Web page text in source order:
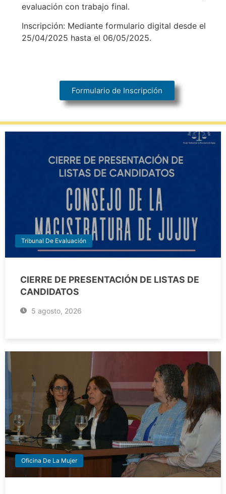
evaluación con trabajo final.
Inscripción: Mediante formulario digital desde el
25/04/2025 hasta el 06/05/2025.
Formulario de Inscripción
Tribunal De Evaluación
CIERRE DE PRESENTACIÓN DE LISTAS DE
CANDIDATOS
5 agosto, 2026
Oficina De La Mujer